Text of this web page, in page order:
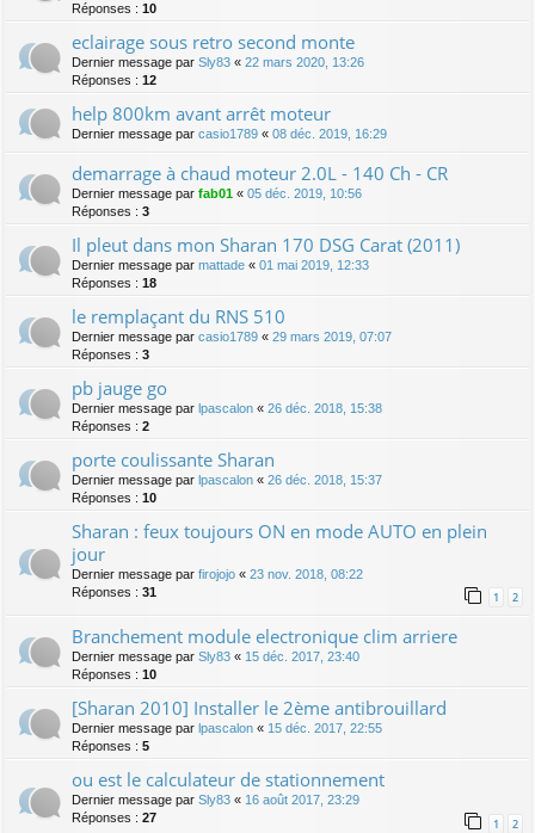
Réponses : 10
eclairage sous retro second monte
Dernier message par Sly83 « 22 mars 2020, 13:26
Réponses : 12
help 800km avant arrêt moteur
Dernier message par casio1789 « 08 déc. 2019, 16:29
demarrage à chaud moteur 2.0L - 140 Ch - CR
Dernier message par fab01 « 05 déc. 2019, 10:56
Réponses : 3
Il pleut dans mon Sharan 170 DSG Carat (2011)
Dernier message par mattade « 01 mai 2019, 12:33
Réponses : 18
le remplaçant du RNS 510
Dernier message par casio1789 « 29 mars 2019, 07:07
Réponses : 3
pb jauge go
Dernier message par lpascalon « 26 déc. 2018, 15:38
Réponses : 2
porte coulissante Sharan
Dernier message par lpascalon « 26 déc. 2018, 15:37
Réponses : 10
Sharan : feux toujours ON en mode AUTO en plein
jour
Dernier message par firojojo « 23 nov. 2018, 08:22
Réponses : 31 1 2
Branchement module electronique clim arriere
Dernier message par Sly83 « 15 déc. 2017, 23:40
Réponses : 10
[Sharan 2010] Installer le 2ème antibrouillard
Dernier message par lpascalon « 15 déc. 2017, 22:55
Réponses : 5
ou est le calculateur de stationnement
Dernier message par Sly83 « 16 août 2017, 23:29
Réponses : 27 1 2